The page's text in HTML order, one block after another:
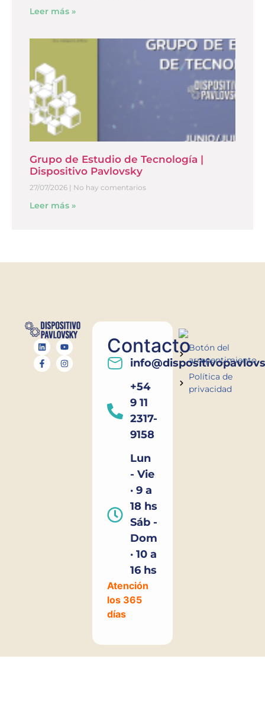
Leer más »
Grupo de Estudio de Tecnología |
Dispositivo Pavlovsky
27/07/2026 No hay comentarios
Leer más »
Contacto
+54
9 11
2317-
9158
Lun
- Vie
· 9 a
18 hs
Sáb -
Dom
· 10 a
16 hs
Atención
los 365
días
Botón del
arrepentimiento
Política de
privacidad